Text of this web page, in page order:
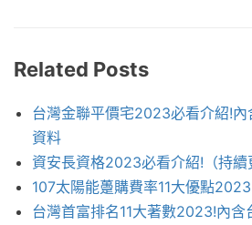
Related Posts
台灣金聯平價宅2023必看介紹!
資料
資安長資格2023必看介紹!（持續
107太陽能躉購費率11大優點
台灣首富排名11大著數2023!內